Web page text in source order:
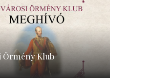
Örmény Klub